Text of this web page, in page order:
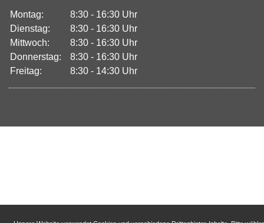
Montag:
8:30 - 16:30 Uhr
Dienstag:
8:30 - 16:30 Uhr
Mittwoch:
8:30 - 16:30 Uhr
Donnerstag:
8:30 - 16:30 Uhr
Freitag:
8:30 - 14:30 Uhr